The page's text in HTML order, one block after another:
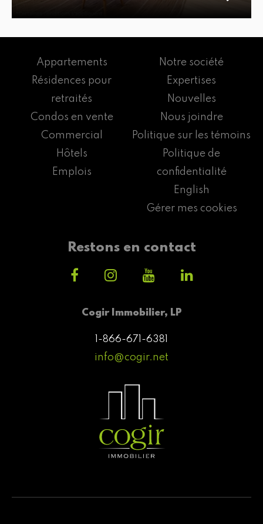
Cogir Immobilier, LP
1-866-671-6381
info@cogir.net
Appartements
Résidences pour
retraités
Condos en vente
Commercial
Hôtels
Emplois
Notre société
Expertises
Nouvelles
Nous joindre
Politique sur les témoins
Politique de
confidentialité
English
Gérer mes cookies
Restons en contact